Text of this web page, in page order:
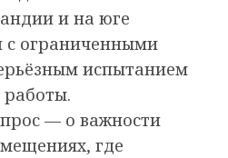
и на юге
с ограниченными
испытанием
— о важности
где